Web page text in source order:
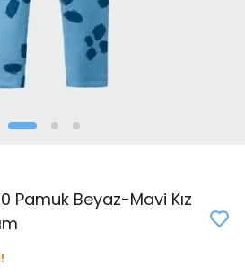
Pamuk Beyaz-Mavi Kız